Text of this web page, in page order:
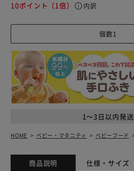
10ポイント （1倍） info 内訳
1～3日以内発送
HOME ベビー・マタニティ ベビーフード
商品説明 仕様・サイズ